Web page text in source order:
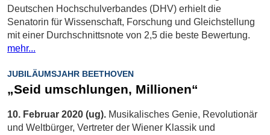
Deutschen Hochschulverbandes (DHV) erhielt die
Senatorin für Wissenschaft, Forschung und Gleichstellung
mit einer Durchschnittsnote von 2,5 die beste Bewertung.
mehr...
JUBILÄUMSJAHR BEETHOVEN
„Seid umschlungen, Millionen“
10. Februar 2020 (ug). Musikalisches Genie, Revolutionär
und Weltbürger, Vertreter der Wiener Klassik und